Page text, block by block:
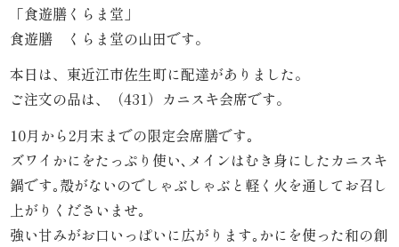
覧
幕
の
内
弁
当
「食遊膳くらま堂」
食遊膳 くらま堂の山田です。
本日は、東近江市佐生町に配達がありました。
ご注文の品は、（431）カニスキ会席です。
10月から2月末までの限定会席膳です｡
ズワイかにをたっぷり使い､メインはむき身にしたカニスキ
鍋です｡殻がないのでしゃぶしゃぶと軽く火を通してお召し
上がりくださいませ｡
強い甘みがお口いっぱいに広がります｡かにを使った和の創